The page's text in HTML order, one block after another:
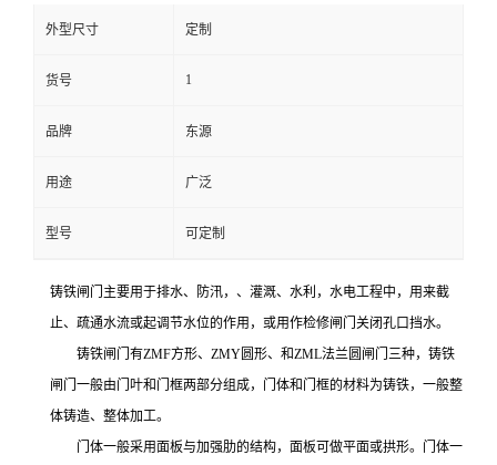
外型尺寸 定制
货号 1
品牌 东源
用途 广泛
型号 可定制
铸铁闸门主要用于排水、防汛，、灌溉、水利，水电工程中，用来截
止、疏通水流或起调节水位的作用，或用作检修闸门关闭孔口挡水。
铸铁闸门有ZMF方形、ZMY圆形、和ZML法兰圆闸门三种，铸铁
闸门一般由门叶和门框两部分组成，门体和门框的材料为铸铁，一般整
体铸造、整体加工。
门体一般采用面板与加强肋的结构，面板可做平面或拱形。门体一